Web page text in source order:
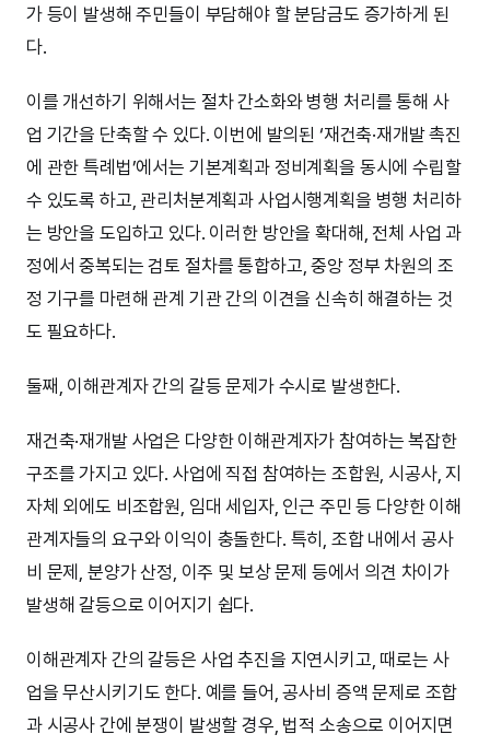
가 등이 발생해 주민들이 부담해야 할 분담금도 증가하게 된
다.
이를 개선하기 위해서는 절차 간소화와 병행 처리를 통해 사
업 기간을 단축할 수 있다. 이번에 발의된 ‘재건축·재개발 촉진
에 관한 특례법’에서는 기본계획과 정비계획을 동시에 수립할
수 있도록 하고, 관리처분계획과 사업시행계획을 병행 처리하
는 방안을 도입하고 있다. 이러한 방안을 확대해, 전체 사업 과
정에서 중복되는 검토 절차를 통합하고, 중앙 정부 차원의 조
정 기구를 마련해 관계 기관 간의 이견을 신속히 해결하는 것
도 필요하다.
둘째, 이해관계자 간의 갈등 문제가 수시로 발생한다.
재건축·재개발 사업은 다양한 이해관계자가 참여하는 복잡한
구조를 가지고 있다. 사업에 직접 참여하는 조합원, 시공사, 지
자체 외에도 비조합원, 임대 세입자, 인근 주민 등 다양한 이해
관계자들의 요구와 이익이 충돌한다. 특히, 조합 내에서 공사
비 문제, 분양가 산정, 이주 및 보상 문제 등에서 의견 차이가
발생해 갈등으로 이어지기 쉽다.
이해관계자 간의 갈등은 사업 추진을 지연시키고, 때로는 사
업을 무산시키기도 한다. 예를 들어, 공사비 증액 문제로 조합
과 시공사 간에 분쟁이 발생할 경우, 법적 소송으로 이어지면